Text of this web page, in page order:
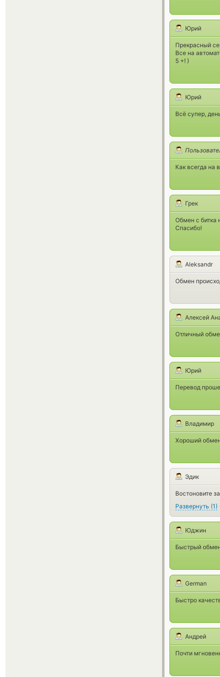
Юрий
Прекрасный
Все на
5 +! )
Юрий
Всё супер,
Как всегда на
Грек
Обмен с битка
Спасибо!
Aleksandr
Обмен
Алексей
Отличный
Юрий
Перевод
Владимир
Хороший
Эдик
Востоновите
Развернуть (1)
Юджин
Быстрый
German
Быстро
Андрей
Почти